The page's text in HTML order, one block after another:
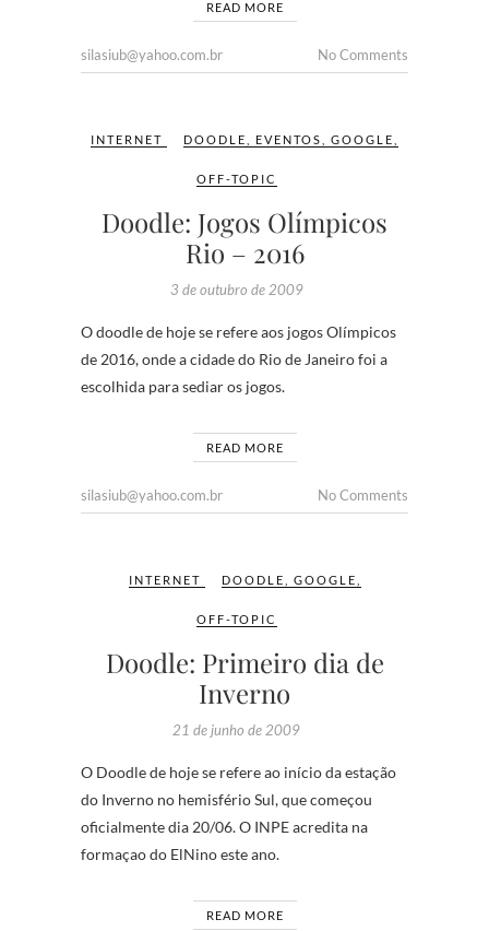
READ MORE
silasiub@yahoo.com.br No Comments
INTERNET DOODLE EVENTOS GOOGLE
OFF-TOPIC
Doodle: Jogos Olímpicos
Rio – 2016
3 de outubro de 2009
O doodle de hoje se refere aos jogos Olímpicos
de 2016, onde a cidade do Rio de Janeiro foi a
escolhida para sediar os jogos.
READ MORE
silasiub@yahoo.com.br No Comments
INTERNET DOODLE GOOGLE
OFF-TOPIC
Doodle: Primeiro dia de
Inverno
21 de junho de 2009
O Doodle de hoje se refere ao início da estação
do Inverno no hemisfério Sul, que começou
oficialmente dia 20/06. O INPE acredita na
formaçao do ElNino este ano.
READ MORE